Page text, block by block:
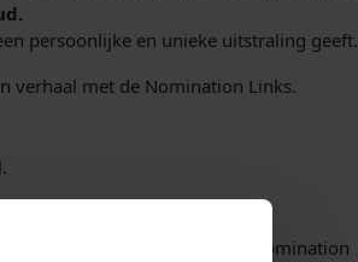
persoonlijke en unieke uitstraling geeft.
verhaal met de Nomination Links.
onze webshop. Bestel jouw Nomination